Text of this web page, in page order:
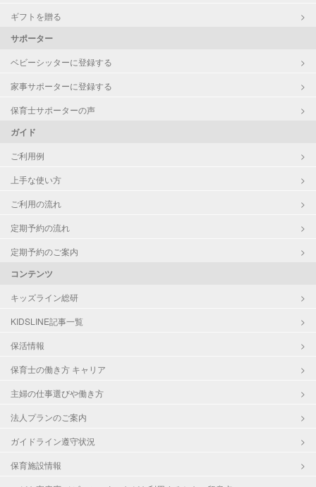
ギフトを贈る
サポーター
ベビーシッターに登録する
家事サポーターに登録する
保育士サポーターの声
ガイド
ご利用例
上手な使い方
ご利用の流れ
定期予約の流れ
定期予約のご案内
コンテンツ
キッズライン総研
KIDSLINE記事一覧
保活情報
保育士の働き方 キャリア
主婦の仕事選びや働き方
法人プランのご案内
ガイドライン遵守状況
保育施設情報